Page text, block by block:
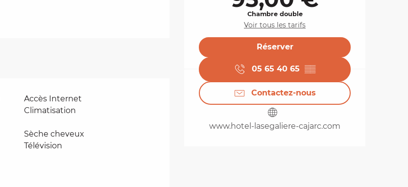
Chambre double
Voir tous les tarifs
Réserver
05 65 40 65 ▒▒
Contactez-nous
www.hotel-lasegaliere-cajarc.com
Accès Internet
Climatisation
Sèche cheveux
Télévision